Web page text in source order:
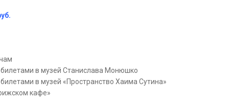
в му­зей Ста­ни­сла­ва Мо­нюш­ко
в му­зей «Пространство Хаи­ма Су­ти­на»
ка­фе»